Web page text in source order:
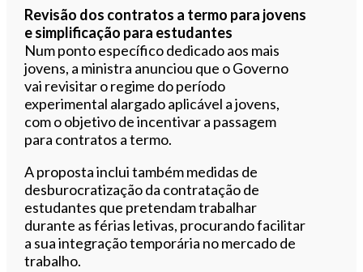
Revisão dos contratos a termo para jovens
e simplificação para estudantes
Num ponto específico dedicado aos mais
jovens, a ministra anunciou que o Governo
vai revisitar o regime do período
experimental alargado aplicável a jovens,
com o objetivo de incentivar a passagem
para contratos a termo.
A proposta inclui também medidas de
desburocratização da contratação de
estudantes que pretendam trabalhar
durante as férias letivas, procurando facilitar
a sua integração temporária no mercado de
trabalho.